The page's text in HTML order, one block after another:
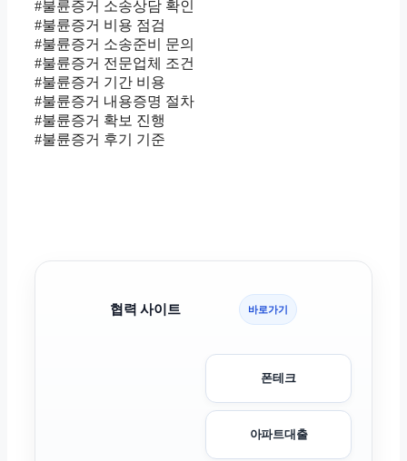
#불륜증거 소송상담 확인
#불륜증거 비용 점검
#불륜증거 소송준비 문의
#불륜증거 전문업체 조건
#불륜증거 기간 비용
#불륜증거 내용증명 절차
#불륜증거 확보 진행
#불륜증거 후기 기준
협력 사이트 바로가기
폰테크
아파트대출